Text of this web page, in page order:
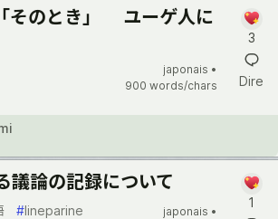
そのとき」 ユーゲ人に
japonais •
900 words/chars
3
Dire
議論の記録について
#lineparine
japonais •
1